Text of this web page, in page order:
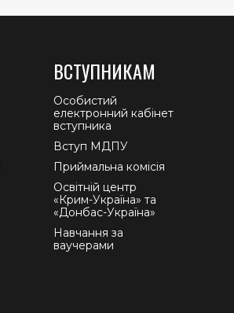
ВСТУПНИКАМ
Особистий
електронний кабінет
вступника
Вступ МДПУ
Приймальна комісія
Освітній центр
«Крим-Україна» та
«Донбас-Україна»
Навчання за
ваучерами